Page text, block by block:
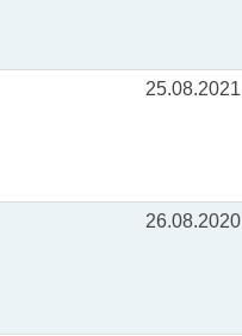
25.08.2021
26.08.2020